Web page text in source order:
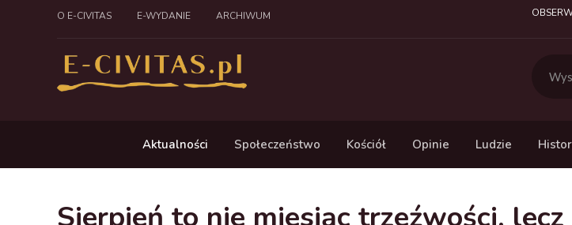
O E-CIVITAS E-WYDANIE ARCHIWUM
Aktualności Społeczeństwo Kościół Opinie Ludzie